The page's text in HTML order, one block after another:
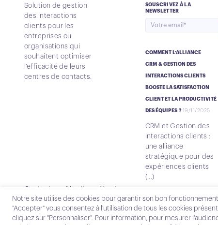
Solution de gestion
des interactions
clients pour les
entreprises ou
organisations qui
souhaitent optimiser
l’efficacité de leurs
centres de contacts.
SOUSCRIVEZ À LA
NEWSLETTER
COMMENT L’ALLIANCE
CRM & GESTION DES
INTERACTIONS CLIENTS
BOOSTE LA SATISFACTION
CLIENT ET LA PRODUCTIVITÉ
DES ÉQUIPES ? 19/11/2025
CRM et Gestion des
interactions clients :
une alliance
stratégique pour des
expériences clients
(...)
Contact Mentions légales
Notre site utilise des cookies pour garantir son bon
"Accepter" vous consentez à l'utilisation de tous les cookies
cliquez sur "Personnaliser". Pour information, pour mesurer